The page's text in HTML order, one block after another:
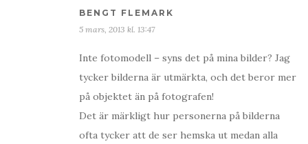
BENGT FLEMARK
5 mars, 2013 kl. 13:47
Inte fotomodell – syns det på mina bilder? Jag
tycker bilderna är utmärkta, och det beror mer
på objektet än på fotografen!
Det är märkligt hur personerna på bilderna
ofta tycker att de ser hemska ut medan alla